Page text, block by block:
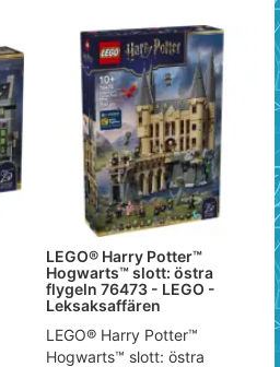
LEGO® Harry Potter™
Hogwarts™ slott: östra
flygeln 76473 - LEGO -
Leksaksaffären
LEGO® Harry Potter™
Hogwarts™ slott: östra